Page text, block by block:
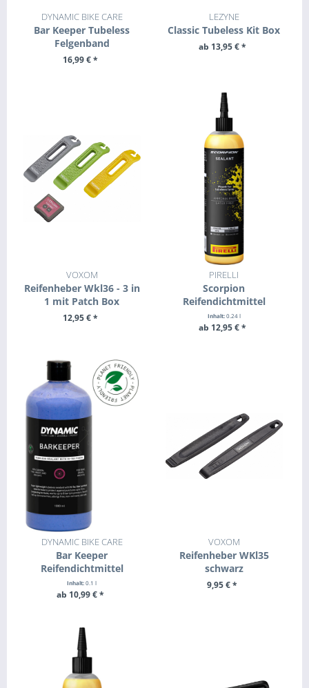
DYNAMIC BIKE CARE
Bar Keeper Tubeless
Felgenband
16,99 € *
LEZYNE
Classic Tubeless Kit Box
ab 13,95 € *
VOXOM
Reifenheber Wkl36 - 3 in
1 mit Patch Box
12,95 € *
PIRELLI
Scorpion
Reifendichtmittel
Inhalt:0.24 l
ab 12,95 € *
DYNAMIC BIKE CARE
Bar Keeper
Reifendichtmittel
Inhalt:0.1 l
ab 10,99 € *
VOXOM
Reifenheber WKl35
schwarz
9,95 € *